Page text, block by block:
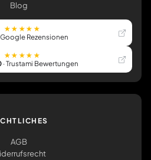
Blog
★★★★★
Google Rezensionen
★★★★★
· Trustami Bewertungen
AGB